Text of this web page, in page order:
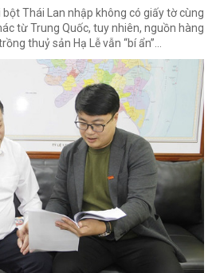
Thái Lan nhập không có giấy tờ cùng
từ Trung Quốc, tuy nhiên, nguồn hàng
thuỷ sản Hạ Lễ vẫn “bí ẩn”…